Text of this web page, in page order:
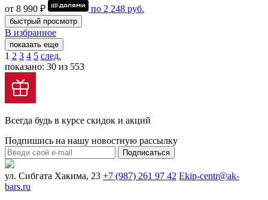
от 8 990 ₽
по 2 248 руб.
быстрый просмотр
В избранное
показать еще
1 2 3 4 5 след.
показано: 30 из 553
Всегда будь в курсе скидок и акций
Подпишись на нашу новостную рассылку
Подписаться
ул. Сибгата Хакима, 23 +7 (987) 261 97 42 Ekip-centr@ak-
bars.ru